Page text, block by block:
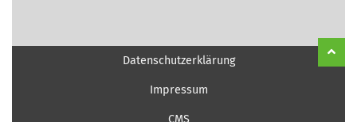
Datenschutzerklärung
Impressum
CMS